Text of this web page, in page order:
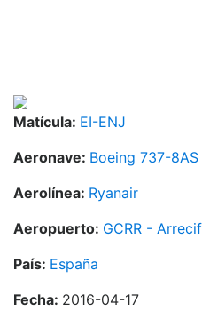
Matícula: EI-ENJ
Aeronave: Boeing 737-8AS
Aerolínea: Ryanair
Aeropuerto: GCRR -
País: España
Fecha: 2016-04-17